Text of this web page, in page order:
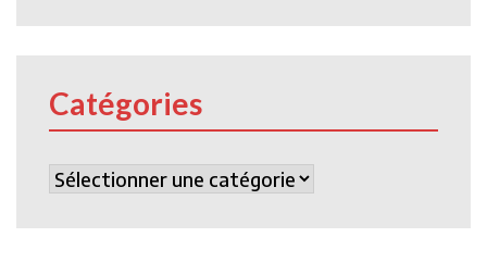
Catégories
Catégories